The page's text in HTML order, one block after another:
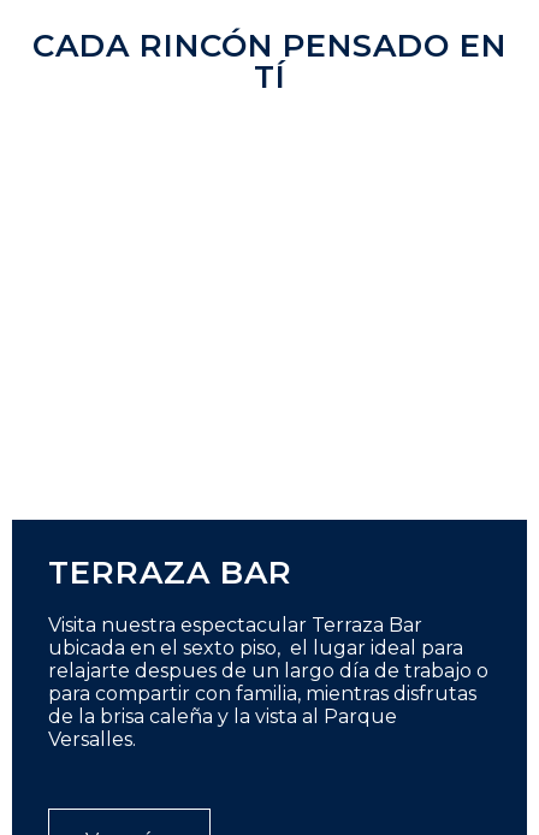
CADA RINCÓN PENSADO EN
TÍ
TERRAZA BAR
Visita nuestra espectacular Terraza Bar
ubicada en el sexto piso, el lugar ideal para
relajarte despues de un largo día de trabajo o
para compartir con familia, mientras disfrutas
de la brisa caleña y la vista al Parque
Versalles.